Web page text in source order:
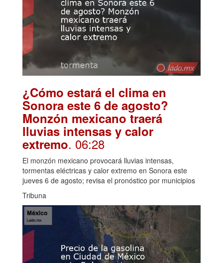
¿Cómo estará el clima en
Sonora este 6 de agosto?
Monzón mexicano traerá
lluvias intensas y calor
extremo. 06:28
El monzón mexicano provocará lluvias intensas,
tormentas eléctricas y calor extremo en Sonora este
jueves 6 de agosto; revisa el pronóstico por municipios
Tribuna